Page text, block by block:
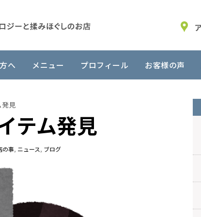
へ メニュー プロフィール お客様の声
見
テム発見
の事, ニュース, ブログ